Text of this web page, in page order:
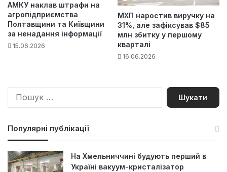
АМКУ наклав штрафи на
агропідприємства
Полтавщини та Київщини
за ненадання інформації
15.06.2026
МХП наростив виручку на
31%, але зафіксував $85
млн збитку у першому
кварталі
16.06.2026
П
Популярні публікації
На Хмельниччині будують перший в
Україні вакуум-кристалізатор